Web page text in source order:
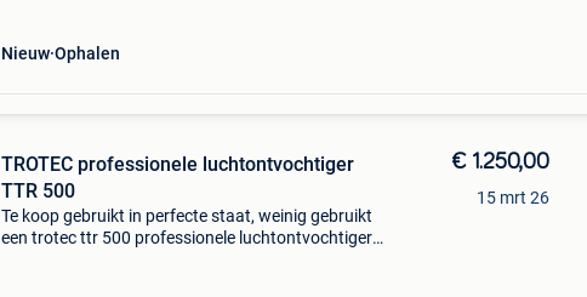
Nieuw Ophalen
TROTEC professionele luchtontvochtiger
TTR 500
Te koop gebruikt in perfecte staat, weinig gebruikt
een trotec ttr 500 professionele luchtontvochtiger
€ 1.250,00
15 mrt 26